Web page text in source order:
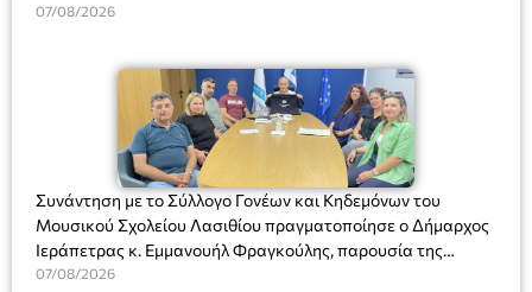
07/08/2026
Συνάντηση με το Σύλλογο Γονέων και Κηδεμόνων του
Μουσικού Σχολείου Λασιθίου πραγματοποίησε ο Δήμαρχος
Ιεράπετρας κ. Εμμανουήλ Φραγκούλης, παρουσία της
Διευθύντριας του σχολείου κας Μαριάννας Χαΐτα.
07/08/2026